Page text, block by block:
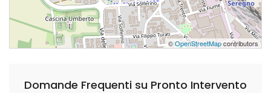
©OpenStreetMapcontributors
Domande Frequenti su Pronto Intervento